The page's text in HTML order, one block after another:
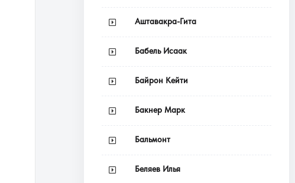
Аштавакра-Гита
Бабель Исаак
Байрон Кейти
Бакнер Марк
Бальмонт
Беляев Илья